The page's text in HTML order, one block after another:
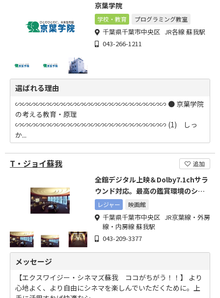
京葉学院
学校・教育 プログラミング教室
千葉県千葉市中央区 JR各線 蘇我駅
043-266-1211
選ばれる理由
∽∽∽∽∽∽∽∽∽∽∽∽∽∽∽∽∽∽∽∽∽∽ ● 京葉学院
の考える教育・原理
∽∽∽∽∽∽∽∽∽∽∽∽∽∽∽∽∽∽∽∽∽∽ (1) しっ
か...
T・ジョイ蘇我 追加
全館デジタル上映＆Dolby7.1chサラ
ウンド対応。最高の鑑賞環境のシネ
マコンプレックス
レジャー 映画館
千葉県千葉市中央区 JR京葉線・外房
線・内房線 蘇我駅
043-209-3377
メッセージ
【エクスワイジー・シネマズ蘇我 ココがちがう！！】 より
心地よく、より自由にシネマを楽しんでいただくために。上